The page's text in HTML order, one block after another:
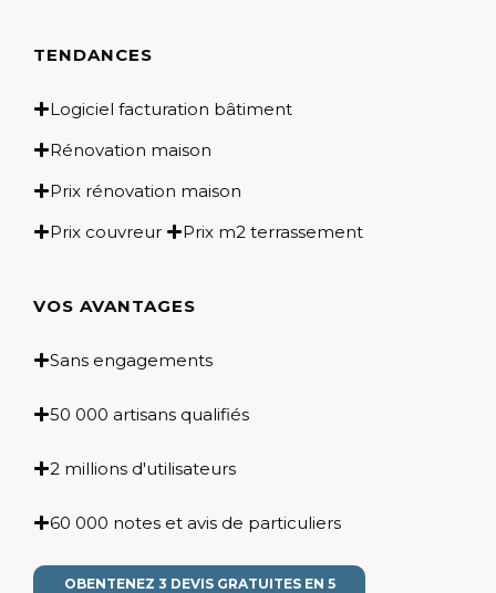
TENDANCES
Logiciel facturation bâtiment
Rénovation maison
Prix rénovation maison
Prix couvreur
Prix m2 terrassement
VOS AVANTAGES
Sans engagements
50 000 artisans qualifiés
2 millions d'utilisateurs
60 000 notes et avis de particuliers
OBENTENEZ 3 DEVIS GRATUITES EN 5